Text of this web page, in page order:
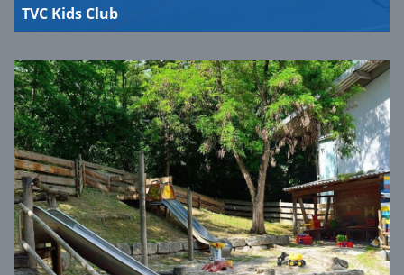
TVC Kids Club